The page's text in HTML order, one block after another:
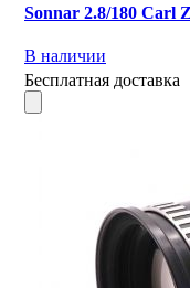
Sonnar 2.8/180 Carl
В наличии
Бесплатная доставка